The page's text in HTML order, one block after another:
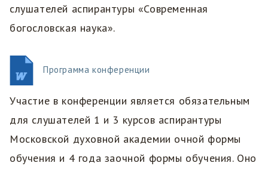
слушателей аспирантуры «Современная
богословская наука».
Программа конференции
Участие в конференции является обязательным
для слушателей 1 и 3 курсов аспирантуры
Московской духовной академии очной формы
обучения и 4 года заочной формы обучения. Оно